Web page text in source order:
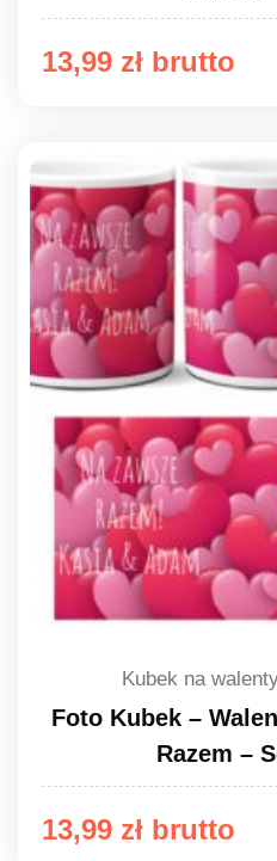
13,99 zł
Kubek na
Foto Kubek –
Razem –
13,99 zł